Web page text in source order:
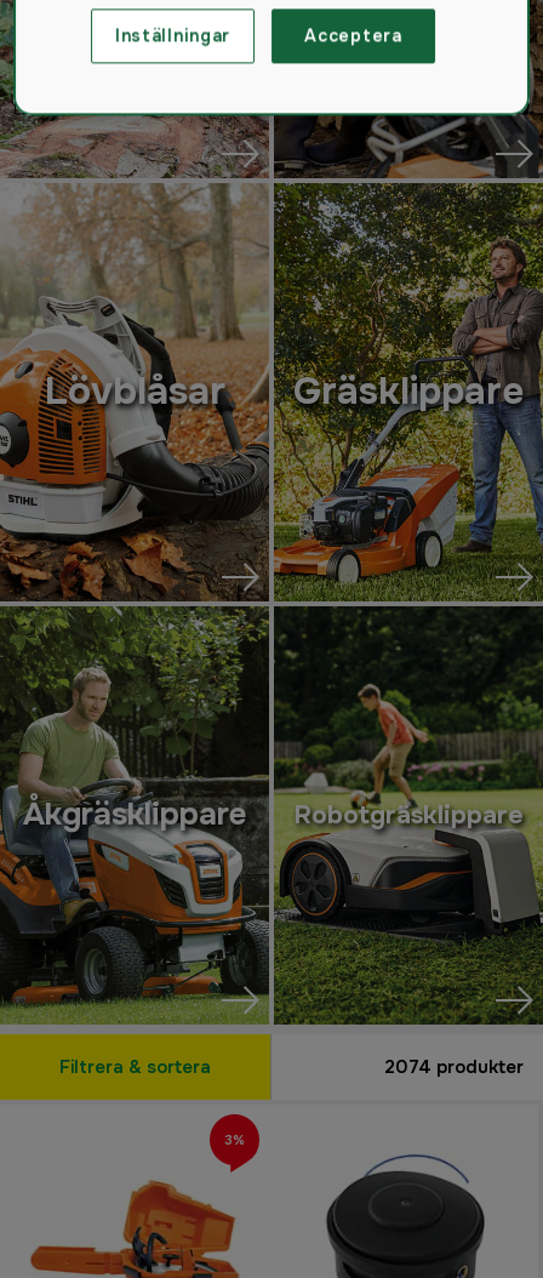
Lövblåsar Gräsklippare
Åkgräsklippare Robotgräsklippare
Filtrera & sortera 2074 produkter
3%
Inställningar Acceptera